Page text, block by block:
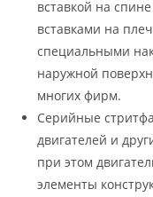
вставкой на
вставками на
специальными
наружной
многих фирм.
Серийные
двигателей и
при этом
элементы